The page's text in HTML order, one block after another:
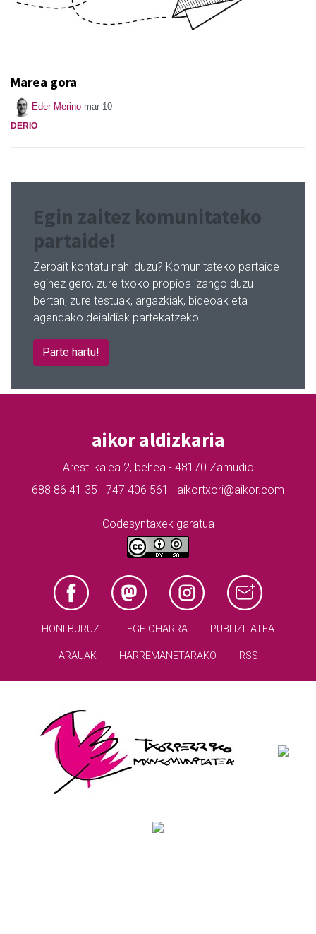
Marea gora
Eder Merino mar 10
DERIO
Egin zaitez komunitateko
partaide!
Zerbait kontatu nahi duzu? Komunitateko partaide
eginez gero, zure txoko propioa izango duzu
bertan, zure testuak, argazkiak, bideoak eta
agendako deialdiak partekatzeko.
Parte hartu!
aikor aldizkaria
Aresti kalea 2, behea - 48170 Zamudio
688 86 41 35 · 747 406 561 · aikortxori@aikor.com
Codesyntaxek garatua
HONI BURUZ LEGE OHARRA PUBLIZITATEA
ARAUAK HARREMANETARAKO RSS